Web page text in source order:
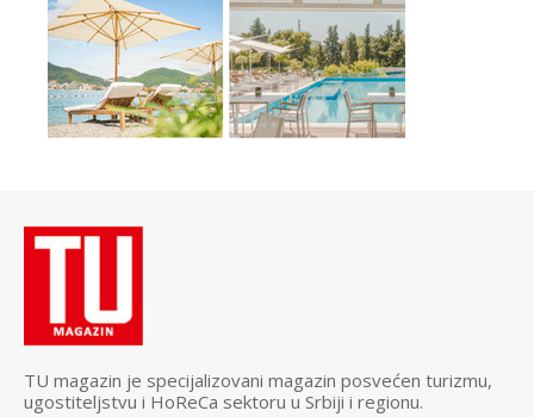
TU magazin je specijalizovani magazin posvećen turizmu,
ugostiteljstvu i HoReCa sektoru u Srbiji i regionu.